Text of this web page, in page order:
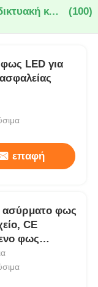
cordless led mining light διαδικτυακή κατασκευή (100)
LED για
επαφή
ασύρματο φως
CE
φως